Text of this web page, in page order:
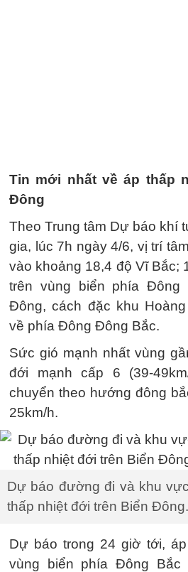
Tin mới nhất về áp thấp
Đông
Theo Trung tâm Dự báo khí
gia, lúc 7h ngày 4/6, vị trí tâm
vào khoảng 18,4 độ Vĩ Bắc;
trên vùng biển phía Đông
Đông, cách đặc khu
về phía Đông Đông Bắc.
Sức gió mạnh nhất vùng
đới mạnh cấp 6 (39-
chuyển theo hướng đông
25km/h.
Dự báo đường đi và khu
thấp nhiệt đới trên Biển
Dự báo trong 24 giờ tới,
vùng biển phía Đông Bắc